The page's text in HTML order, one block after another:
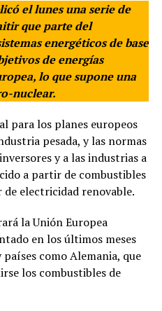
el lunes una serie de
que parte del
energéticos de base
de energías
lo que supone una
nuclear.
para los planes europeos
pesada, y las normas
y a las industrias a
a partir de combustibles
electricidad renovable.
la Unión Europea
en los últimos meses
como Alemania, que
los combustibles de